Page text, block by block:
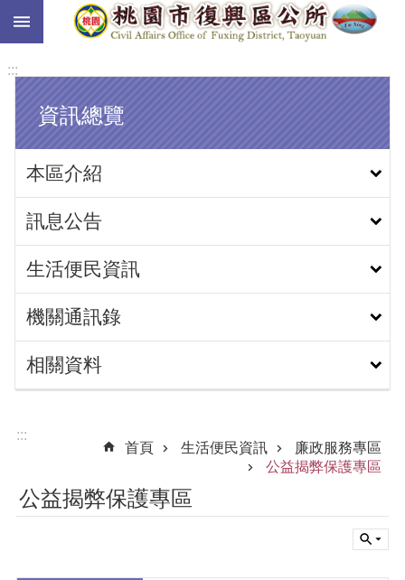
跳到主要內容區塊
:::
資訊總覽
本區介紹
訊息公告
生活便民資訊
機關通訊錄
相關資料
:::
首頁
生活便民資訊
廉政服務專區
公益揭弊保護專區
公益揭弊保護專區